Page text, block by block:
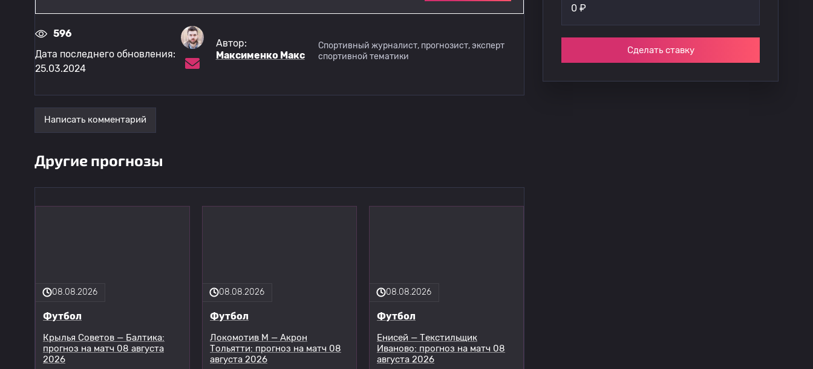
596
Дата последнего обновления:
25.03.2024
Автор:
Максименко Макс
Спортивный журналист, прогнозист, эксперт
спортивной тематики
Написать комментарий
Другие прогнозы
08.08.2026
Футбол
Крылья Советов — Балтика:
прогноз на матч 08 августа
2026
08.08.2026
Футбол
Локомотив М — Акрон
Тольятти: прогноз на матч 08
августа 2026
08.08.2026
Футбол
Енисей — Текстильщик
Иваново: прогноз на матч 08
августа 2026
0 ₽
Сделать ставку